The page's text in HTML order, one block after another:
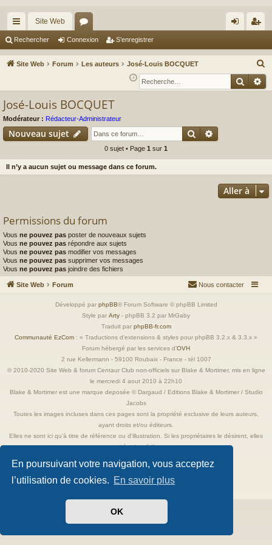
En poursuivant votre navigation, vous acceptez
l’utilisation de cookies. En savoir plus
OK
cc
ès
Site Web
or
u ne
xi
nr
eg
Rechercher Connexion S’enregistrer
Site Web Forum Les auteurs José-Louis BOCQUET
e
c
r
José-Louis BOCQUET
Modérateur : Rédacteur-Administrateur
Nouveau sujet Rechercher
0 sujet • Page 1 sur 1
Il n’y a aucun sujet ou message dans ce forum.
Aller à
Permissions du forum
Vous ne pouvez pas poster de nouveaux sujets
Vous ne pouvez pas répondre aux sujets
Vous ne pouvez pas modifier vos messages
Vous ne pouvez pas supprimer vos messages
Vous ne pouvez pas joindre des fichiers
Site Web Forum Nous contacter
Développé par phpBB® Forum Software © phpBB Limited
Style par Arty - phpBB 3.2 par MrGaby
Traduit par phpBB-fr.com
Communauté EzCom : « Traductions d'extensions & styles pour phpBB 3.2.x & 3.3.x »
Forum hébergé par les services d’OVH
2 rue Kellermann - 59100 Roubaix - France - tél 1007
© 2010-2020 Site Web & forum Centaur Club non-officiels sur Blake & Mortimer, mis en ligne
le mercredi 4 aout 2010 à 22h10
Blake & Mortimer est une marque deposée © Dargaud / Editions Blake & Mortimer / Studio
Jacobs
Toutes les images incluses dans ces pages sont la propriété exclusive de leurs auteurs,
ayant droits et/ou éditeurs.
Elles ne sont ici qu'à titre de référence ou d'illustration. Si les propriétaires le désirent, elles
seront retirées immédiatement.
Conditions